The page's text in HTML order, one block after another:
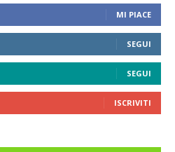
MI PIACE
SEGUI
SEGUI
ISCRIVITI